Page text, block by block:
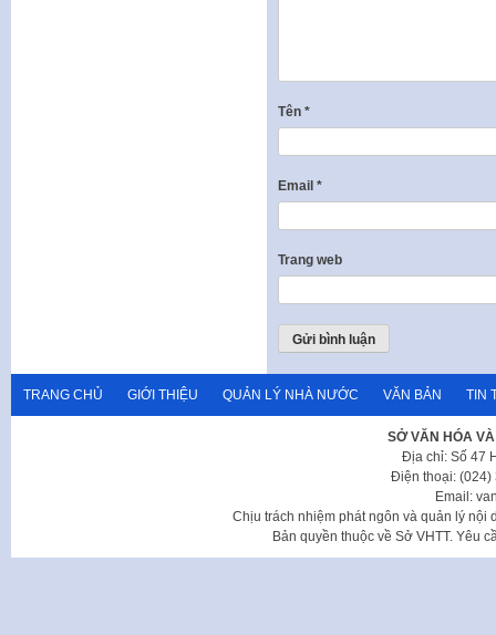
Tên *
Email *
Trang web
TRANG CHỦ GIỚI THIỆU QUẢN LÝ NHÀ NƯỚC VĂN BẢN TIN
SỞ VĂN HÓA
Địa chỉ: Số 47
Điện thoại: (024)
Email:
Chịu trách nhiệm phát ngôn và quản lý nội
Bản quyền thuộc về Sở VHTT. Yêu